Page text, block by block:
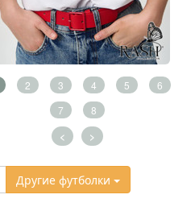
2 3 4 5
6
7
8
< >
Другие футболки